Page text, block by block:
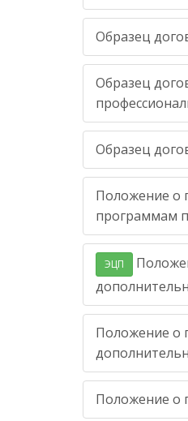
Образец
Образец
Образец
Положение о
программам
ЭЦП
Положение о
Положение о